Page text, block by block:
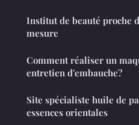
Institut de beauté proche
mesure
Comment réaliser un
entretien d'embauche?
Site spécialiste huile de
essences orientales